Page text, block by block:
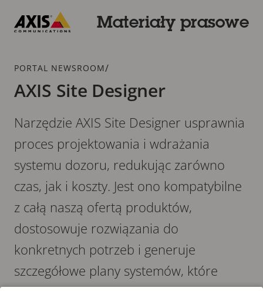
głównej
Materiały prasowe
Dodatek
PORTAL NEWSROOM/
AXIS Site Designer
Narzędzie AXIS Site Designer usprawnia
proces projektowania i wdrażania
systemu dozoru, redukując zarówno
czas, jak i koszty. Jest ono kompatybilne
z całą naszą ofertą produktów,
dostosowuje rozwiązania do
konkretnych potrzeb i generuje
szczegółowe plany systemów, które